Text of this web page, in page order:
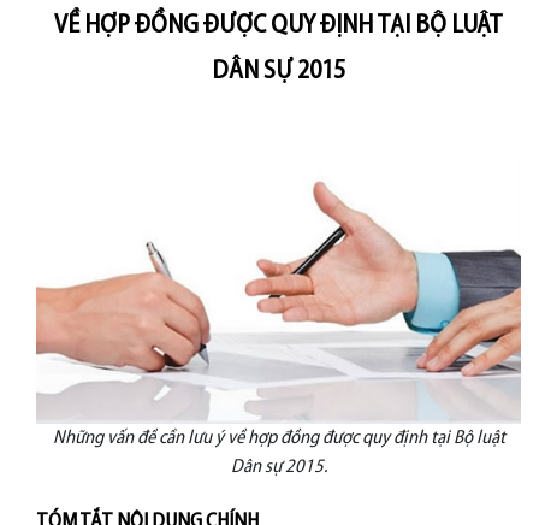
VỀ HỢP ĐỒNG ĐƯỢC QUY ĐỊNH TẠI BỘ LUẬT
DÂN SỰ 2015
Những vấn đề cần lưu ý về hợp đồng được quy định tại Bộ luật
Dân sự 2015.